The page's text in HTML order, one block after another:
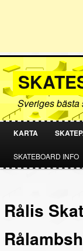
Sveriges bästa
HOPPA
TILL
INNEHÅLL
HOPPA
TILL
INNEHÅLL
KARTA
SKATEBOARD INFO
Rålis